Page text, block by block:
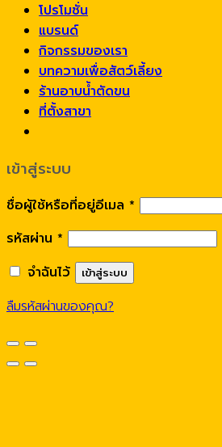
โปรโมชั่น
แบรนด์
กิจกรรมของเรา
บทความเพื่อสัตว์เลี้ยง
ร้านอาบน้ำตัดขน
ที่ตั้งสาขา
เข้าสู่ระบบ
ชื่อผู้ใช้หรือที่อยู่อีเมล *
รหัสผ่าน *
จำฉันไว้
เข้าสู่ระบบ
ลืมรหัสผ่านของคุณ?